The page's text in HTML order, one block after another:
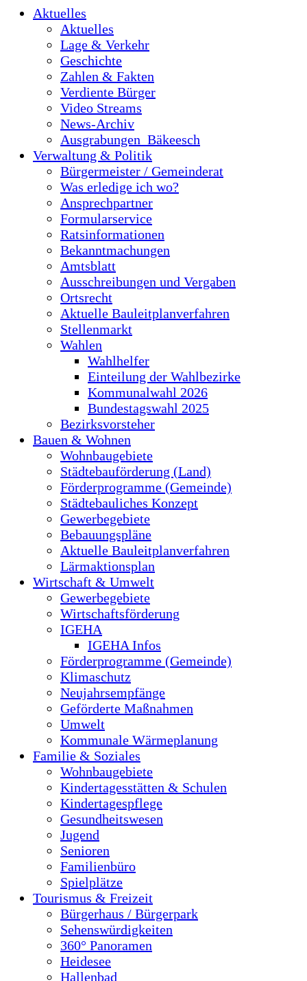
Aktuelles
Aktuelles
Lage & Verkehr
Geschichte
Zahlen & Fakten
Verdiente Bürger
Video Streams
News-Archiv
Ausgrabungen_Bäkeesch
Verwaltung & Politik
Bürgermeister / Gemeinderat
Was erledige ich wo?
Ansprechpartner
Formularservice
Ratsinformationen
Bekanntmachungen
Amtsblatt
Ausschreibungen und Vergaben
Ortsrecht
Aktuelle Bauleitplanverfahren
Stellenmarkt
Wahlen
Wahlhelfer
Einteilung der Wahlbezirke
Kommunalwahl 2026
Bundestagswahl 2025
Bezirksvorsteher
Bauen & Wohnen
Wohnbaugebiete
Städtebauförderung (Land)
Förderprogramme (Gemeinde)
Städtebauliches Konzept
Gewerbegebiete
Bebauungspläne
Aktuelle Bauleitplanverfahren
Lärmaktionsplan
Wirtschaft & Umwelt
Gewerbegebiete
Wirtschaftsförderung
IGEHA
IGEHA Infos
Förderprogramme (Gemeinde)
Klimaschutz
Neujahrsempfänge
Geförderte Maßnahmen
Umwelt
Kommunale Wärmeplanung
Familie & Soziales
Wohnbaugebiete
Kindertagesstätten & Schulen
Kindertagespflege
Gesundheitswesen
Jugend
Senioren
Familienbüro
Spielplätze
Tourismus & Freizeit
Bürgerhaus / Bürgerpark
Sehenswürdigkeiten
360° Panoramen
Heidesee
Hallenbad